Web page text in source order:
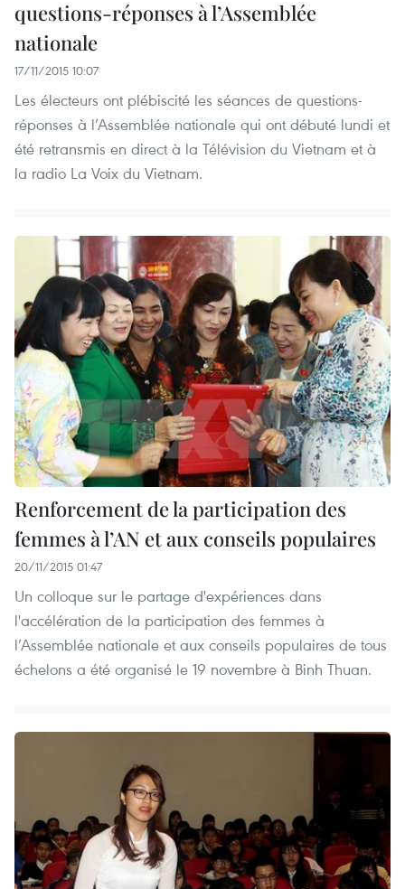
questions-réponses à l’Assemblée
nationale
17/11/2015 10:07
Les électeurs ont plébiscité les séances de questions-
réponses à l’Assemblée nationale qui ont débuté lundi et
été retransmis en direct à la Télévision du Vietnam et à
la radio La Voix du Vietnam.
Renforcement de la participation des
femmes à l’AN et aux conseils populaires
20/11/2015 01:47
Un colloque sur le partage d'expériences dans
l'accélération de la participation des femmes à
l’Assemblée nationale et aux conseils populaires de tous
échelons a été organisé le 19 novembre à Binh Thuan.